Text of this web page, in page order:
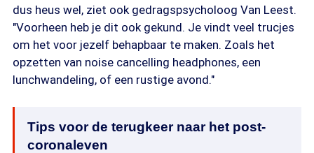
dus heus wel, ziet ook gedragspsycholoog Van Leest.
"Voorheen heb je dit ook gekund. Je vindt veel trucjes
om het voor jezelf behapbaar te maken. Zoals het
opzetten van noise cancelling headphones, een
lunchwandeling, of een rustige avond."
Tips voor de terugkeer naar het post-
coronaleven